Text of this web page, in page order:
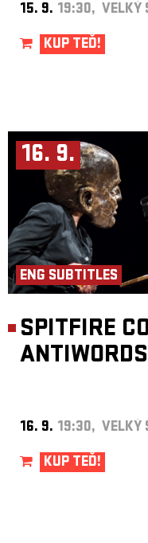
15. 9. 19:30, VELKÝ
KUP TEĎ!
16. 9.
ENG SUBTITLES
SPITFIRE
ANTIWORDS
16. 9. 19:30, VELKÝ
KUP TEĎ!